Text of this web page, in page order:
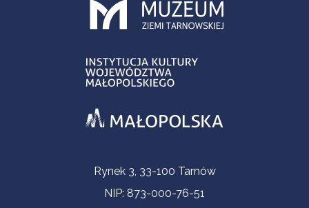
Informacje kontaktoweRynek 3, 33-100 Tarnów
NIP: 873-000-76-51